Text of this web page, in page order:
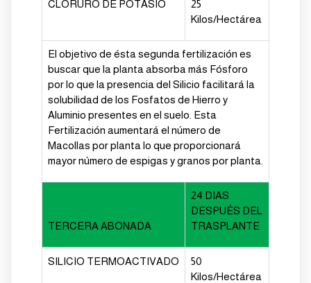
CLORURO DE POTASIO
25
Kilos/Hectárea
El objetivo de ésta segunda fertilización es
buscar que la planta absorba más Fósforo
por lo que la presencia del Silicio facilitará la
solubilidad de los Fosfatos de Hierro y
Aluminio presentes en el suelo. Esta
Fertilización aumentará el número de
Macollas por planta lo que proporcionará
mayor número de espigas y granos por planta.
TERCERA ABONADA
24 DIAS
DESPUÉS DEL
TRASPLANTE
SILICIO TERMOACTIVADO
50
Kilos/Hectárea